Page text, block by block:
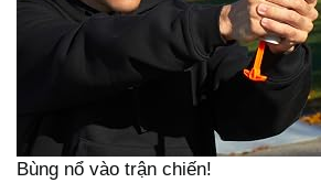
Bùng nổ vào trận chiến!